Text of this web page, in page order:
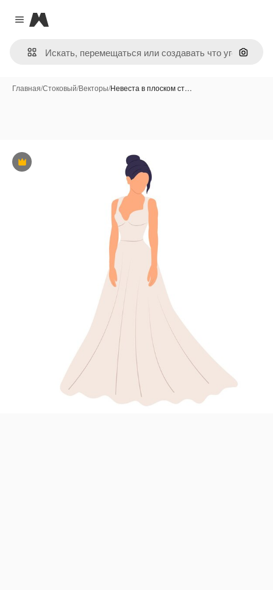
Close menu
Magnific
Поиск
Главная/Стоковый/Векторы/Невеста в плоском ст…
Премиум